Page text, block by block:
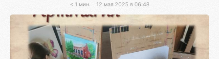
< 1 мин. 12 мая 2025 в 06:48